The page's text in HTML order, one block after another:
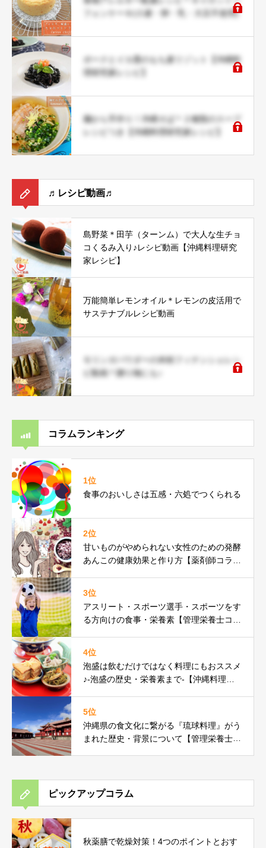
フォンケーキ(小麦・卵・乳・大豆不使用)
ポークとイカ墨のもち麦リゾット【沖縄料
理研究家レシピ】
麺から手作り！沖縄そば＊２種類のスープ
レシピつき【沖縄料理研究家レシピ】
♬レシピ動画♬
島野菜＊田芋（ターンム）で大人な生チョ
コくるみ入り♪レシピ動画【沖縄料理研究
家レシピ】
万能簡単レモンオイル＊レモンの皮活用で
サステナブルレシピ動画
モリンガパウダーの米粉フィナンシェレシ
ピ動画＊贈り物にも♪
コラムランキング
1位
食事のおいしさは五感・六処でつくられる
2位
甘いものがやめられない女性のための発酵
あんこの健康効果と作り方【薬剤師コラ
3位
アスリート・スポーツ選手・スポーツをす
る方向けの食事・栄養素【管理栄養士コラ
4位
泡盛は飲むだけではなく料理にもおススメ
♪-泡盛の歴史・栄養素まで-【沖縄料理研
5位
沖縄県の食文化に繋がる『琉球料理』がう
まれた歴史・背景について【管理栄養士コ
ピックアップコラム
秋薬膳で乾燥対策！4つのポイントとおす